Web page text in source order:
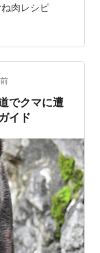
て、和歌山
」がある、
期は、なおさ
回は、そんな
う「万能ペア
肉レシピ
でクマに遭
イド